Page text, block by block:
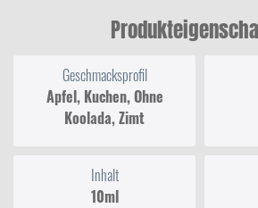
Geschmacksprofil
Apfel, Kuchen, Ohne
Koolada, Zimt
Inhalt
10ml